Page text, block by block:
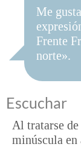
y la Real
el buen
Internet.
Me
Frente
norte».
Escuchar
Al tratarse
minúscula en